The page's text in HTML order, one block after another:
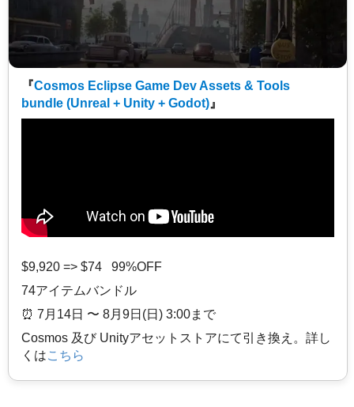
『Cosmos Eclipse Game Dev Assets & Tools
bundle (Unreal + Unity + Godot) 』
$9,920 => $74 99%OFF
74アイテムバンドル
⏰️ 7月14日 〜 8月9日(日) 3:00まで
Cosmos 及び Unityアセットストアにて引き換え。詳し
くはこちら